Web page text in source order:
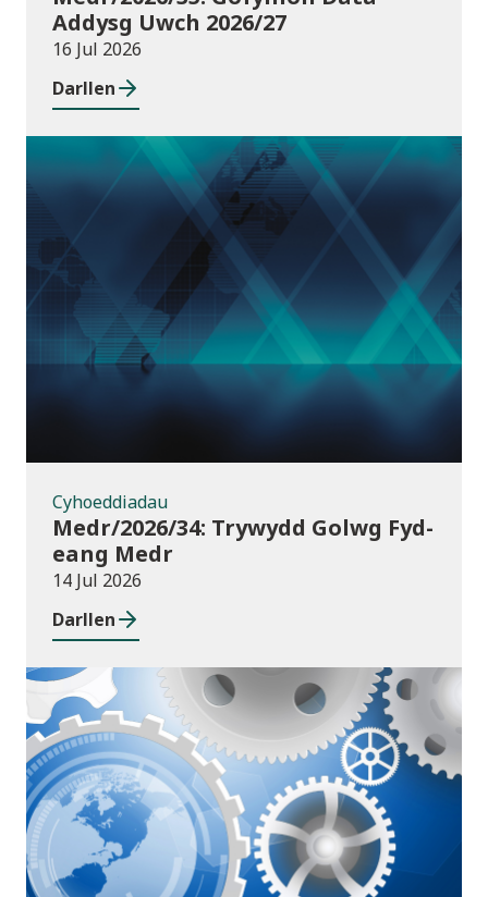
Addysg Uwch 2026/27
16 Jul 2026
Darllen
Cyhoeddiadau
Cyhoeddiadau
Medr/2026/34: Trywydd Golwg Fyd-
eang Medr
14 Jul 2026
Darllen
Cyhoeddiadau